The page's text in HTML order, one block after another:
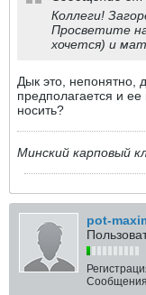
Коллеги!
Просветите
хочется) и
Дык это, непонятно,
предполагается и ее
носить?
Минский карповый
pot-